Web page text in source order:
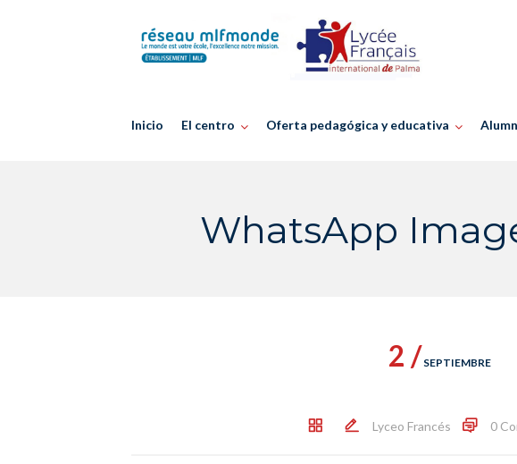
Inicio El centro Oferta pedagógica y educativa
WhatsApp
2 / SEPTIEMBRE
Lyceo Francés 0